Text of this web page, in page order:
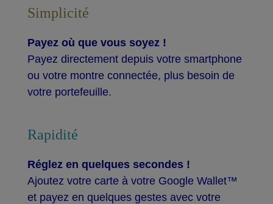
Simplicité
Payez où que vous soyez !
Payez directement depuis votre smartphone
ou votre montre connectée, plus besoin de
votre portefeuille.
Rapidité
Réglez en quelques secondes !
Ajoutez votre carte à votre Google Wallet™
et payez en quelques gestes avec votre